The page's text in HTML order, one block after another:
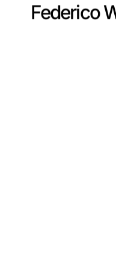
Federico
Federico